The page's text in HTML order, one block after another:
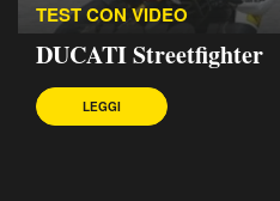
TEST CON VIDEO
DUCATI Streetfighter
LEGGI